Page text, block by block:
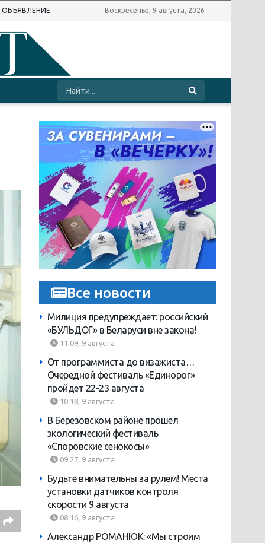
ОБЪЯВЛЕНИЕ Воскресенье, 9 августа, 2026
Все новости
Милиция предупреждает: российский
«БУЛЬДОГ» в Беларуси вне закона!
11:09, 9 августа
От программиста до визажиста…
Очередной фестиваль «Единорог»
пройдет 22-23 августа
10:18, 9 августа
В Березовском районе прошел
экологический фестиваль
«Споровские сенокосы»
09:27, 9 августа
Будьте внимательны за рулем! Места
установки датчиков контроля
скорости 9 августа
08:16, 9 августа
Александр РОМАНЮК: «Мы строим